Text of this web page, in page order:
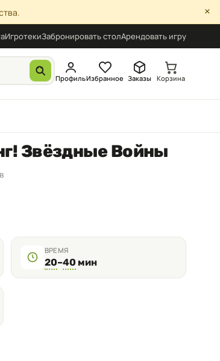
×
ИгротекиЗабронировать столАрендовать игру
ПрофильИзбранное Заказы Корзина
Звёздные Войны
ВРЕМЯ
20–40 мин